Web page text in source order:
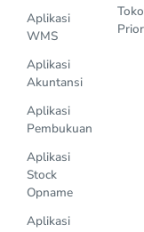
Aplikasi
WMS
Aplikasi
Akuntansi
Aplikasi
Pembukuan
Aplikasi
Stock
Opname
Aplikasi
Toko